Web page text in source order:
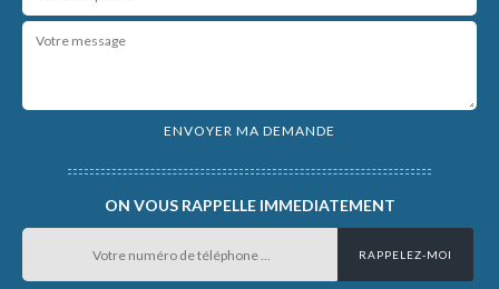
ON VOUS RAPPELLE IMMEDIATEMENT